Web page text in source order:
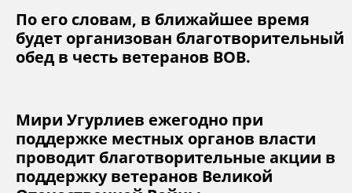
По его словам, в ближайшее время
будет организован благотворительный
обед в честь ветеранов ВОВ.
Мири Угурлиев ежегодно при
поддержке местных органов власти
проводит благотворительные акции в
поддержку ветеранов Великой